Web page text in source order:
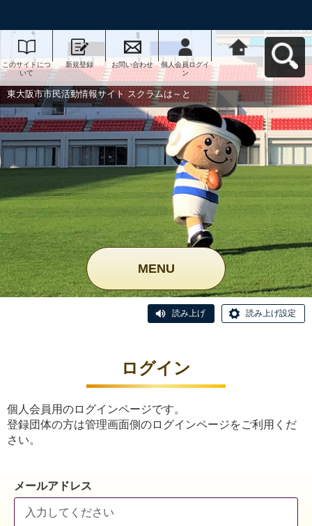
このサイトにつ
いて
新規登録 お問い合わせ
個人会員ログイ
ン
東大阪市市民活
動情報サイト ス
クラムは～とへ
戻る
東大阪市市民活動情報サイト スクラムは～と
MENU
読み上げ 読み上げ設定
ログイン
個人会員用のログインページです。
登録団体の方は管理画面側のログインページをご利用くだ
さい。
メールアドレス